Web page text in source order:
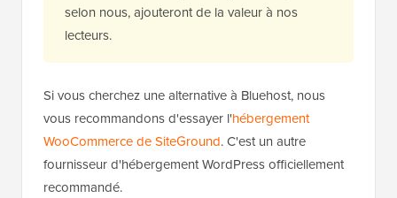
selon nous, ajouteront de la valeur à nos
lecteurs.
Si vous cherchez une alternative à Bluehost, nous
vous recommandons d'essayer l'hébergement
WooCommerce de SiteGround. C'est un autre
fournisseur d'hébergement WordPress officiellement
recommandé.